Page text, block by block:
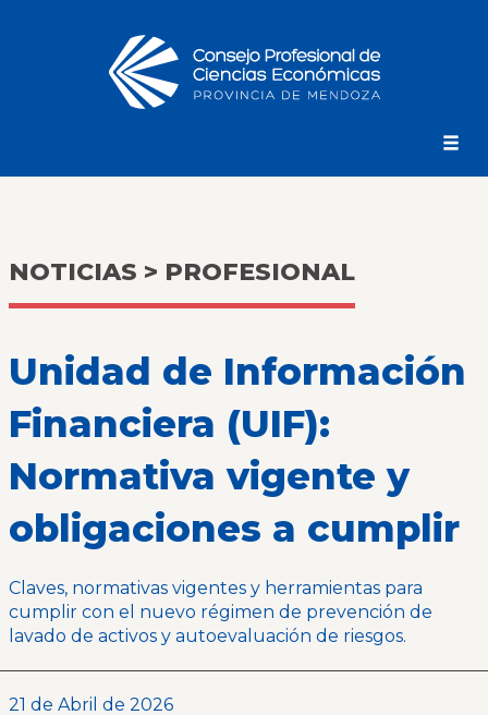
NOTICIAS > PROFESIONAL
Unidad de Información
Financiera (UIF):
Normativa vigente y
obligaciones a cumplir
Claves, normativas vigentes y herramientas para
cumplir con el nuevo régimen de prevención de
lavado de activos y autoevaluación de riesgos.
21 de Abril de 2026